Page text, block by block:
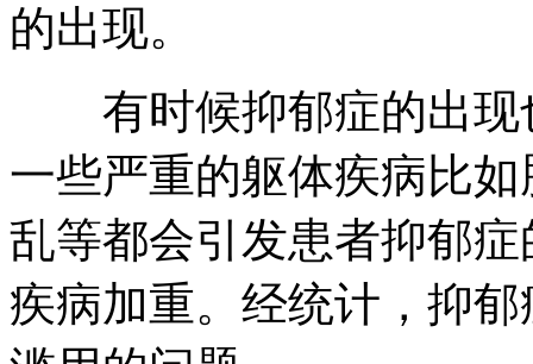
的出现。
有时候抑郁症的出现
一些严重的躯体疾病比
乱等都会引发患者抑郁
疾病加重。经统计，抑